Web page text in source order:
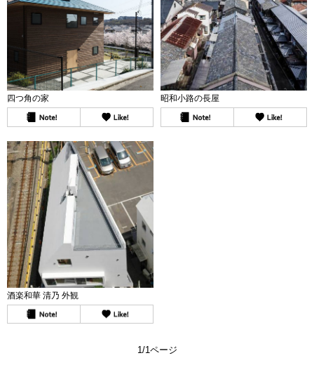
四つ角の家 昭和小路の長屋
酒楽和華 清乃 外観
1/1ページ